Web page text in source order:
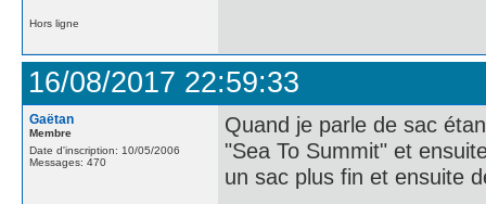
Hors ligne
16/08/2017 22:59:33
Gaëtan
Membre
Date d'inscription: 10/05/2006
Messages: 470
Quand je parle de sac
"Sea To Summit" et
un sac plus fin et ensuite